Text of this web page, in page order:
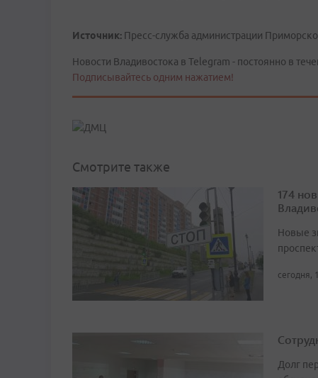
Источник: Пресс-служба администрации
Новости Владивостока в Telegram - постоянно в
Подписывайтесь одним нажатием!
Смотрите также
174
Новые
сегодня,
Долг